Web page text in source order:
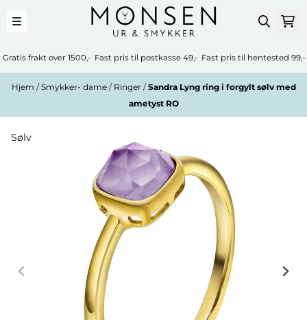
Gratis frakt over 1500,- Fast pris til postkasse 49,- Fast pris til hentested 99,-
Hjem /Smykker- dame / Ringer /Sandra Lyng ring i forgylt sølv med
ametyst RO
Sølv